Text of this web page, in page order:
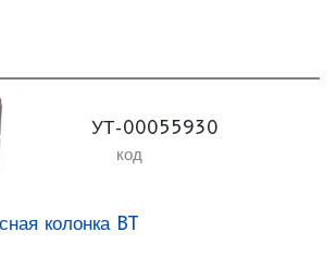
УТ-00055930
код
колонка BT